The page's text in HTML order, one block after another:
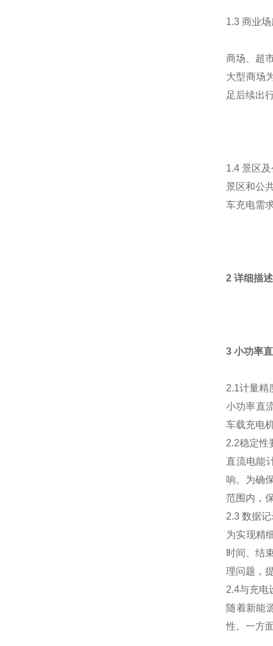
1.3 商业
商场、超
大型商场
足后续出
1.4 景区
景区和公
车充电需
2详细描述
3 小功率
2.1计量精
小功率直
车载充电
2.2稳定性
直流电能
响。为确
范围内，
2.3 数据
为实现精
时间、结
理问题，
2.4与充电
随着新能
性。一方